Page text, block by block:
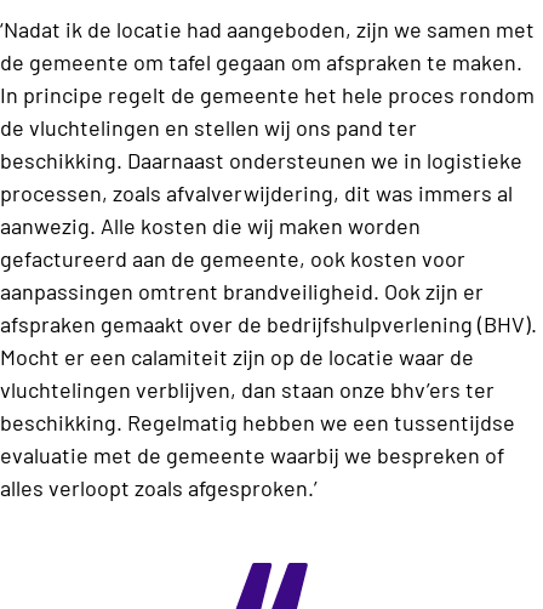
‘Nadat ik de locatie had aangeboden, zijn we samen met
de gemeente om tafel gegaan om afspraken te maken.
In principe regelt de gemeente het hele proces rondom
de vluchtelingen en stellen wij ons pand ter
beschikking. Daarnaast ondersteunen we in logistieke
processen, zoals afvalverwijdering, dit was immers al
aanwezig. Alle kosten die wij maken worden
gefactureerd aan de gemeente, ook kosten voor
aanpassingen omtrent brandveiligheid. Ook zijn er
afspraken gemaakt over de bedrijfshulpverlening (BHV).
Mocht er een calamiteit zijn op de locatie waar de
vluchtelingen verblijven, dan staan onze bhv’ers ter
beschikking. Regelmatig hebben we een tussentijdse
evaluatie met de gemeente waarbij we bespreken of
alles verloopt zoals afgesproken.’